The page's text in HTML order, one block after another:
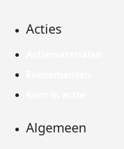
Acties
Algemeen